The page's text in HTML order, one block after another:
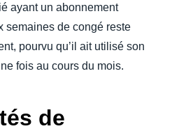
ayant un abonnement
semaines de congé reste
pourvu qu’il ait utilisé son
fois au cours du mois.
de